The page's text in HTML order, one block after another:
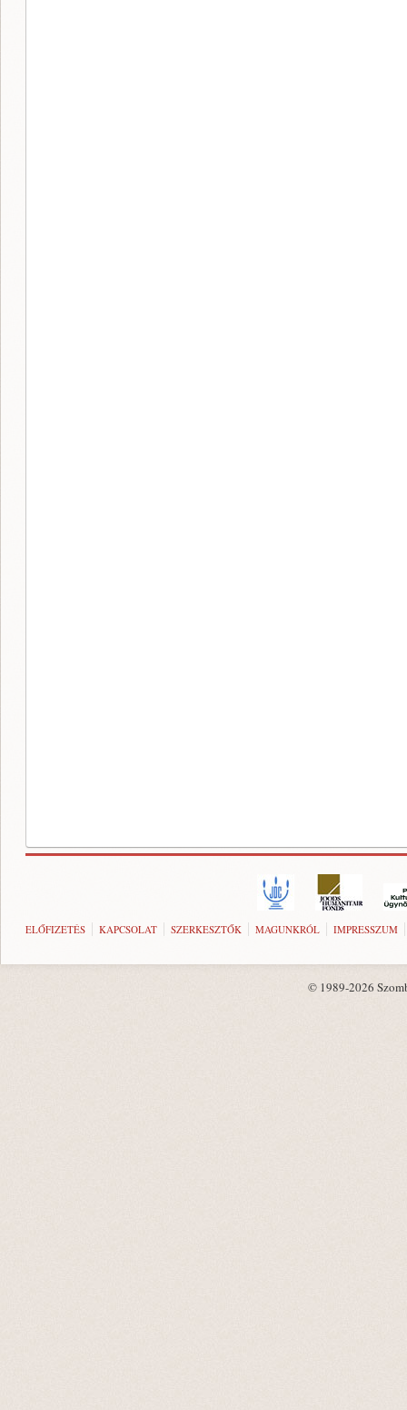
ELŐFIZETÉS KAPCSOLAT SZERKESZTŐK MAGUNKRÓL IMPRESSZUM
© 1989-2026